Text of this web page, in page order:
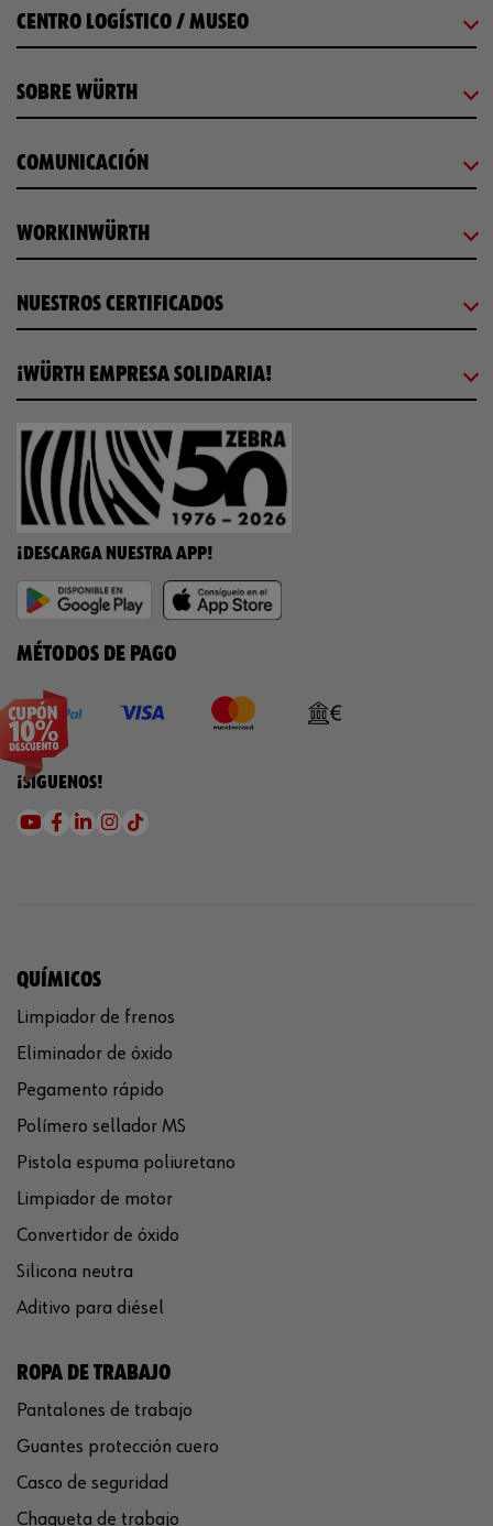
CENTRO LOGÍSTICO / MUSEO
SOBRE WÜRTH
COMUNICACIÓN
WORKINWÜRTH
NUESTROS CERTIFICADOS
¡WÜRTH EMPRESA SOLIDARIA!
¡DESCARGA NUESTRA APP!
MÉTODOS DE PAGO
¡SÍGUENOS!
QUÍMICOS
Limpiador de frenos
Eliminador de óxido
Pegamento rápido
Polímero sellador MS
Pistola espuma poliuretano
Limpiador de motor
Convertidor de óxido
Silicona neutra
Aditivo para diésel
ROPA DE TRABAJO
Pantalones de trabajo
Guantes protección cuero
Casco de seguridad
Chaqueta de trabajo